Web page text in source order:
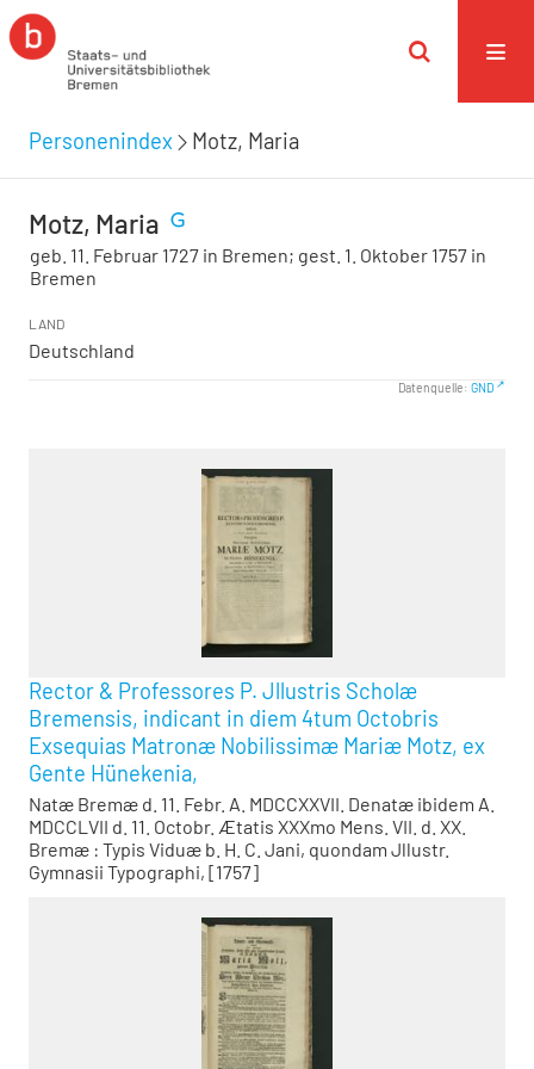
Personenindex Motz, Maria
Motz, Maria
geb. 11. Februar 1727 in Bremen; gest. 1. Oktober 1757 in
Bremen
LAND
Deutschland
Datenquelle: GND
Rector & Professores P. Jllustris Scholæ
Bremensis, indicant in diem 4tum Octobris
Exsequias Matronæ Nobilissimæ Mariæ Motz, ex
Gente Hünekenia,
Natæ Bremæ d. 11. Febr. A. MDCCXXVII. Denatæ ibidem A.
MDCCLVII d. 11. Octobr. Ætatis XXXmo Mens. VII. d. XX.
Bremæ : Typis Viduæ b. H. C. Jani, quondam Jllustr.
Gymnasii Typographi, [1757]